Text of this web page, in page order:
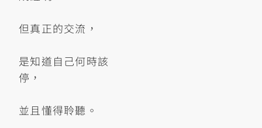
但真正的交流，
是知道自己何時該
停，
並且懂得聆聽。